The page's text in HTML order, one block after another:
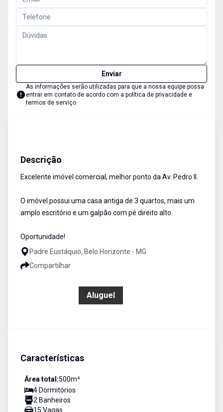
Enviar
As informações serão utilizadas para que a nossa equipe possa
entrar em contato de acordo com a política de privacidade e
termos de serviço
Descrição
Excelente imóvel comercial, melhor ponto da Av. Pedro II.
O imóvel possui uma casa antiga de 3 quartos, mais um
amplo escritório e um galpão com pé direito alto.
Oportunidade!
Padre Eustáquio, Belo Horizonte - MG
Compartilhar
Aluguel
Características
Área total:500m²
4 Dormitórios
2 Banheiros
15 Vagas